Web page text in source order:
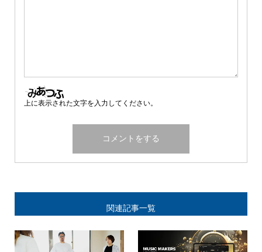
上に表示された文字を入力してください。
関連記事一覧